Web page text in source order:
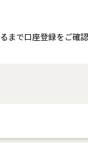
まで口座登録をご確